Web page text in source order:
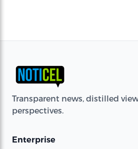
Transparent news, distilled
perspectives.
Enterprise